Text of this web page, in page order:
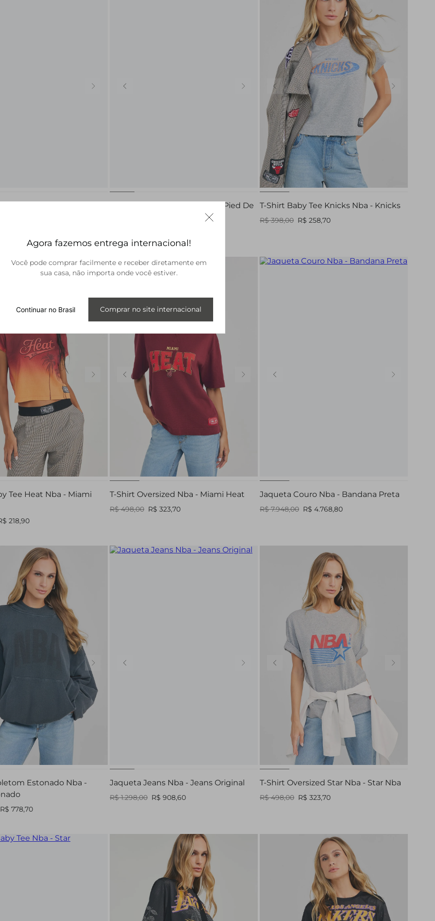
Calça Alfaiataria Nba - Xadrez Pied De
P M
T-Shirt Baby Tee Knicks Nba - Knicks
R$ 398,00 R$ 258,70
PP P M G
Tee Heat Nba - Miami
218,90
M
T-Shirt Oversized Nba - Miami Heat
R$ 498,00 R$ 323,70
Jaqueta Couro Nba - Bandana Preta
R$ 7.948,00 R$ 4.768,80
P
Estonado Nba -
R$ 778,70
Jaqueta Jeans Nba - Jeans Original
R$ 1.298,00 R$ 908,60
PP P M
T-Shirt Oversized Star Nba - Star Nba
R$ 498,00 R$ 323,70
Agora fazemos entrega internacional!
Você pode comprar facilmente e receber diretamente em
sua casa, não importa onde você estiver.
Continuar no Brasil Comprar no site internacional